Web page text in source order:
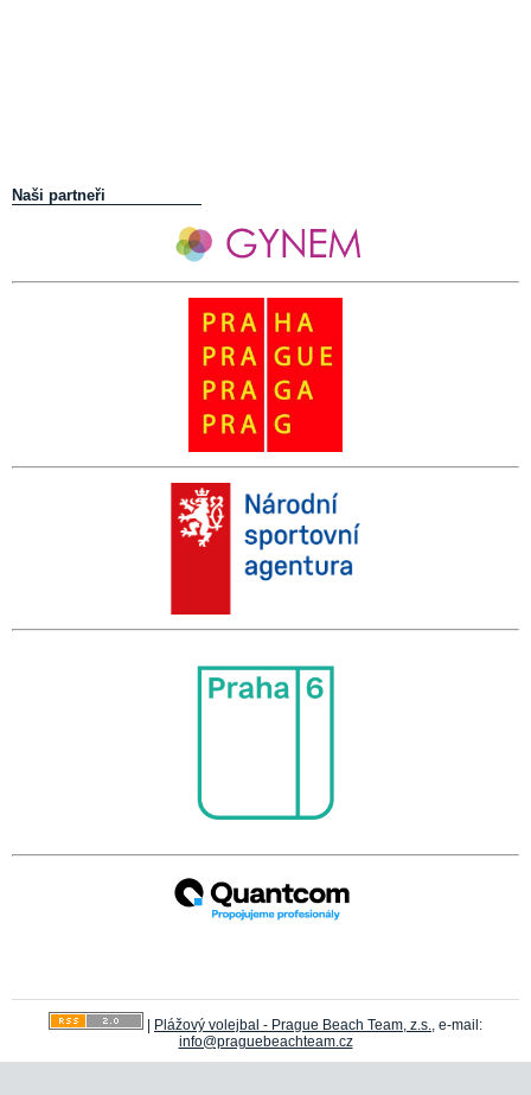
Naši partneři
Plážový volejbal - Prague Beach Team, z.s., e-mail:
info@praguebeachteam.cz